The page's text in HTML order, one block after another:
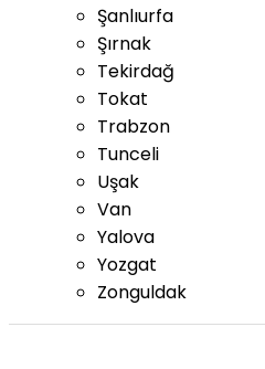
Şanlıurfa
Şırnak
Tekirdağ
Tokat
Trabzon
Tunceli
Uşak
Van
Yalova
Yozgat
Zonguldak